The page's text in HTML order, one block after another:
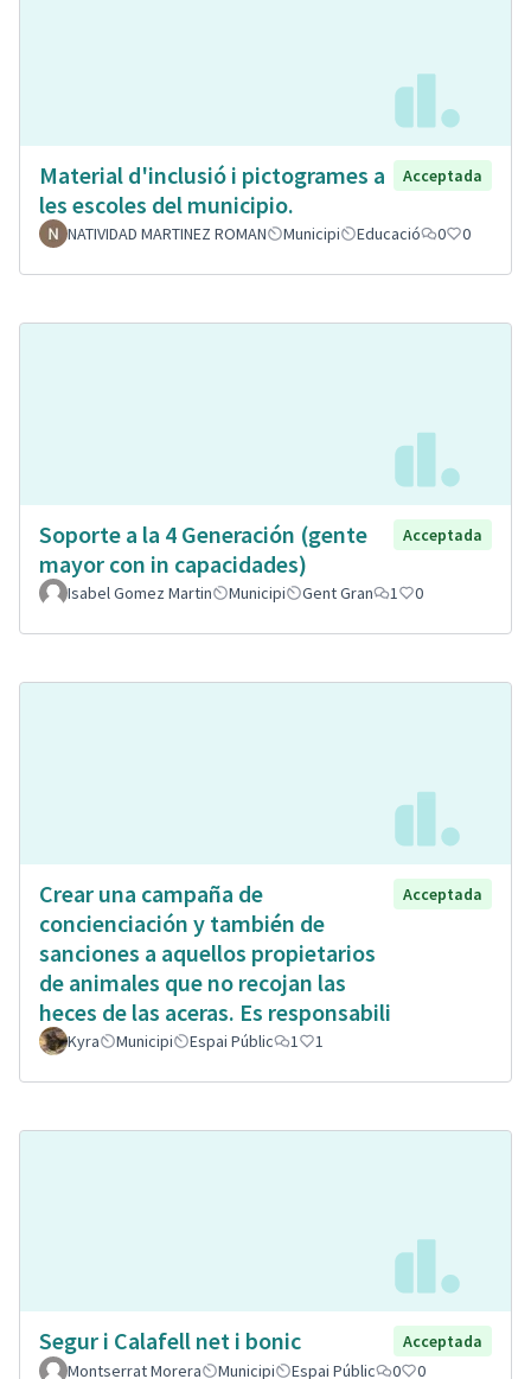
Material d'inclusió i pictogrames a
les escoles del municipio.
Acceptada
NATIVIDAD MARTINEZ ROMAN Municipi Educació 0 0
Soporte a la 4 Generación (gente
mayor con in capacidades)
Acceptada
Isabel Gomez Martin Municipi Gent Gran 1 0
Crear una campaña de
concienciación y también de
sanciones a aquellos propietarios
de animales que no recojan las
heces de las aceras. Es responsabili
Acceptada
Kyra Municipi Espai Públic 1 1
Segur i Calafell net i bonic
Acceptada
Montserrat Morera
Municipi Espai Públic 0 0